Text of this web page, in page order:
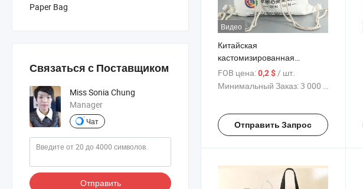
Paper Bag
Связаться с Поставщиком
Miss Sonia Chung
Manager
Чат
Отправить
Видео
Китайская
кастомизированная
логотипом промоционная
хлопковая сумка для
FOB цена:0,2 $ / шт.
Минимальный Заказ:3 000 Куски
Отправить Запрос